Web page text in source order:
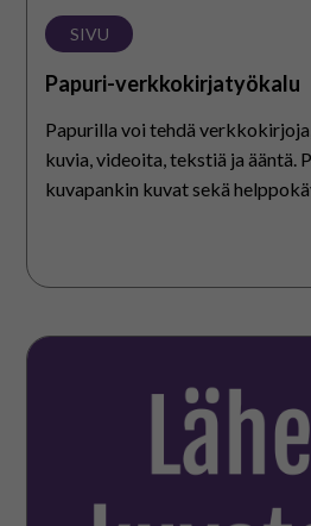
SIVU
Papuri-verkkokirjatyökalu
Papurilla voi tehdä
kuvia, videoita, tekstiä ja ääntä.
kuvapankin kuvat sekä